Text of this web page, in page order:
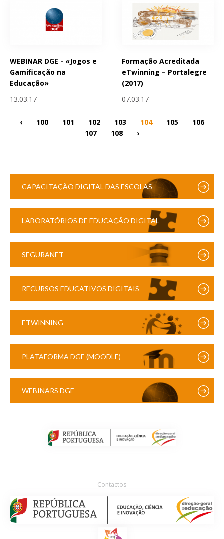
WEBINAR DGE - «Jogos e
Gamificação na
Educação»
13.03.17
Formação Acreditada
eTwinning – Portalegre
(2017)
07.03.17
‹ 100 101 102 103 104 105
106
107
108 ›
CAPACITAÇÃO DIGITAL DAS ESCOLAS
LABORATÓRIOS DE EDUCAÇÃO DIGITAL
SEGURANET
RECURSOS EDUCATIVOS DIGITAIS
ETWINNING
PLATAFORMA DGE (MOODLE)
WEBINARS DGE
Contactos